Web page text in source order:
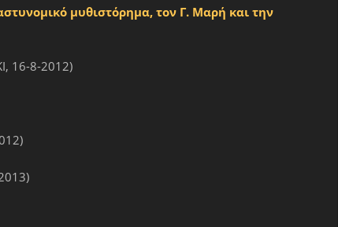
μυθιστόρημα, τον Γ. Μαρή και την
16-8-2012)